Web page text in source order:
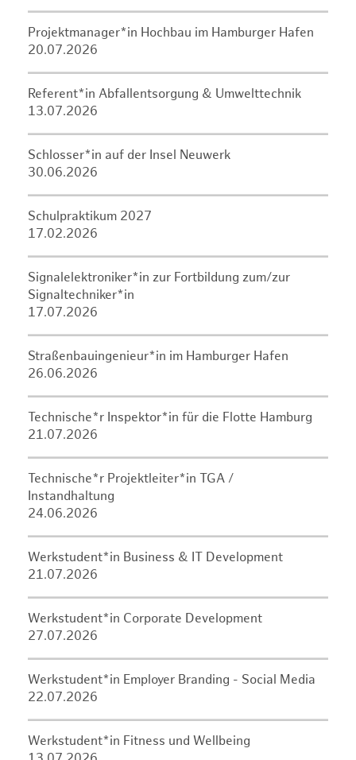
Projektmanager*in Hochbau im Hamburger Hafen
20.07.2026
Referent*in Abfallentsorgung & Umwelttechnik
13.07.2026
Schlosser*in auf der Insel Neuwerk
30.06.2026
Schulpraktikum 2027
17.02.2026
Signalelektroniker*in zur Fortbildung zum/zur
Signaltechniker*in
17.07.2026
Straßenbauingenieur*in im Hamburger Hafen
26.06.2026
Technische*r Inspektor*in für die Flotte Hamburg
21.07.2026
Technische*r Projektleiter*in TGA /
Instandhaltung
24.06.2026
Werkstudent*in Business & IT Development
21.07.2026
Werkstudent*in Corporate Development
27.07.2026
Werkstudent*in Employer Branding - Social Media
22.07.2026
Werkstudent*in Fitness und Wellbeing